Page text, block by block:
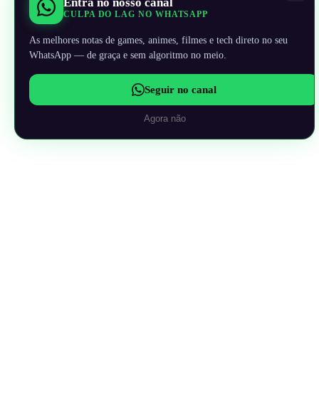
CULPA DO LAG NO WHATSAPP
As melhores notas de games, animes, filmes e tech direto no seu
WhatsApp — de graça e sem algoritmo no meio.
Seguir no canal
Agora não